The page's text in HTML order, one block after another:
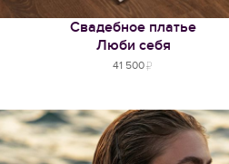
Свадебное платье
Люби себя
41 500